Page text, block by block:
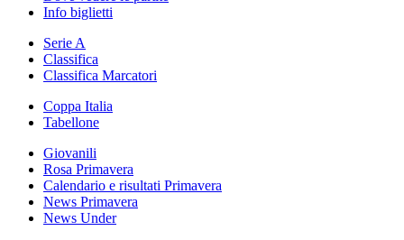
Info biglietti
Serie A
Classifica
Classifica Marcatori
Coppa Italia
Tabellone
Giovanili
Rosa Primavera
Calendario e risultati Primavera
News Primavera
News Under